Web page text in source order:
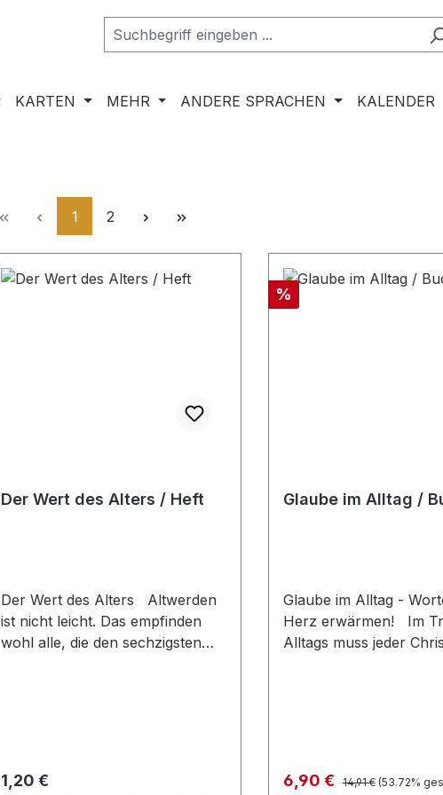
KARTEN MEHR ANDERE SPRACHEN KALENDER
Seite
1 Seite
2
Der Wert des Alters / Heft
Der Wert des Alters Altwerden
ist nicht leicht. Das empfinden
wohl alle, die den sechzigsten
einige Tipps für diesen
Regulärer Preis:
1,20 €
Rabatt
%
Glaube im Alltag /
Glaube im Alltag -
Herz erwärmen! Im
Alltags muss jeder
vorliegenden Bildband
Verkaufspreis:
6,90 € Regulärer Preis:
14,91 € (53.72%